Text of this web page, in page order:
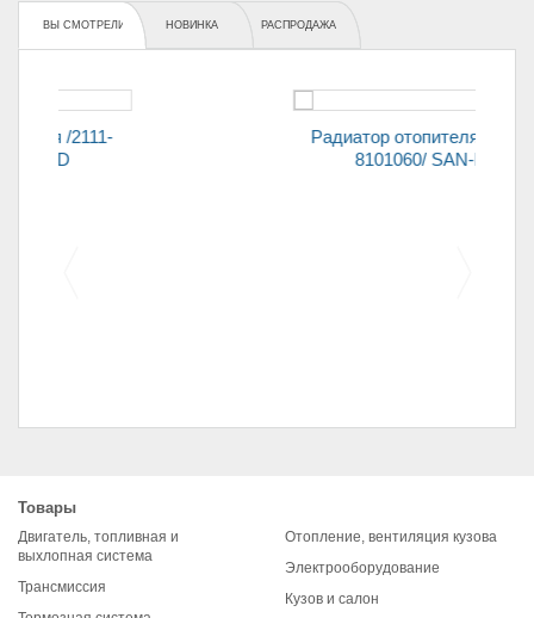
ВЫ СМОТРЕЛИ НОВИНКА РАСПРОДАЖА
8101060/ SAN-D
Товары
Двигатель, топливная и
выхлопная система
Трансмиссия
Отопление, вентиляция кузова
Электрооборудование
Кузов и салон